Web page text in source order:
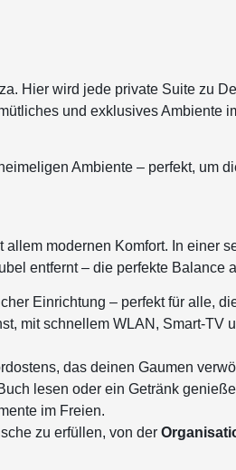
Hier wird jede private Suite zu
und exklusives Ambiente
Ambiente – perfekt, um
allem modernen Komfort. In einer
entfernt – die perfekte Balance
Einrichtung – perfekt für alle,
mit schnellem WLAN, Smart-TV
das deinen Gaumen
lesen oder ein Getränk
im Freien.
zu erfüllen, von der